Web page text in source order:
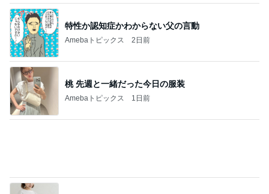
特性か認知症かわからない父の言動
Amebaトピックス 2日前
桃 先週と一緒だった今日の服装
Amebaトピックス 1日前